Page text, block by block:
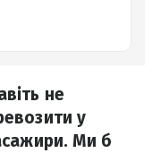
не
у
Ми б